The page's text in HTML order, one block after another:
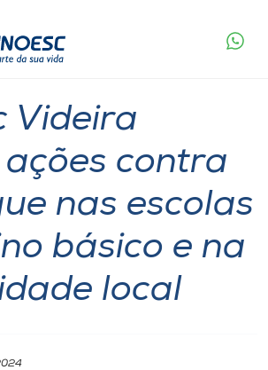
Estudante
local
Videira
contra
nas escolas
básico e na
local